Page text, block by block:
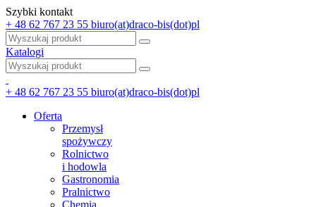
Szybki kontakt
+ 48 62 767 23 55 biuro(at)draco-bis(dot)pl
Katalogi
+ 48 62 767 23 55 biuro(at)draco-bis(dot)pl
Oferta
Przemysł
spożywczy
Rolnictwo
i hodowla
Gastronomia
Pralnictwo
Chemia